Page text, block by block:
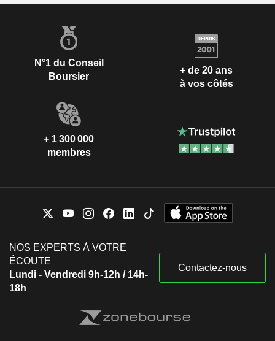
N°1 du Conseil
Boursier
+ de 20 ans
à vos côtés
+ 1 300 000
membres
NOS EXPERTS À VOTRE
ÉCOUTE
Lundi - Vendredi 9h-12h / 14h-
18h
Contactez-nous